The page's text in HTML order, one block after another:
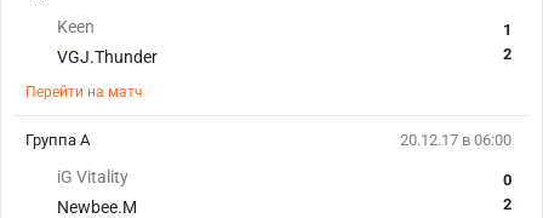
Keen
VGJ.Thunder
1
2
Перейти на матч
20.12.17 в 06:00
iG Vitality
Newbee.M
0
2
Группа A